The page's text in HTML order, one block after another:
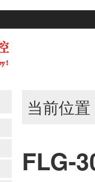
当前位
FLG-